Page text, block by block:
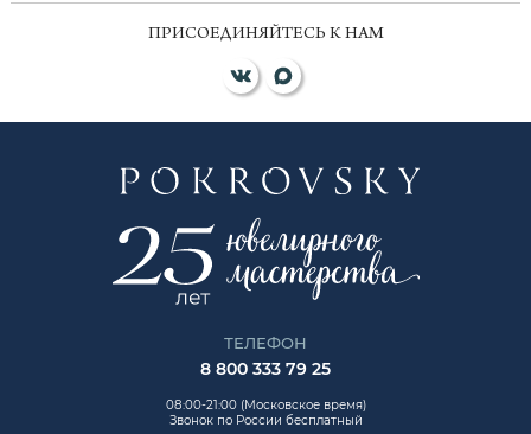
ПРИСОЕДИНЯЙТЕСЬ К НАМ
ТЕЛЕФОН
8 800 333 79 25
08:00-21:00 (Московское время)
Звонок по России бесплатный